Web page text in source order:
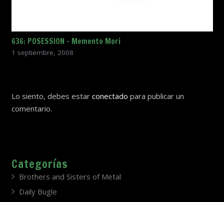
636: POSESSION – Memento Mori
1 septiembre, 2008
Lo siento, debes estar conectado para publicar un
comentario.
Categorías
Brothers and Sisters of Metal
Daily Bugle